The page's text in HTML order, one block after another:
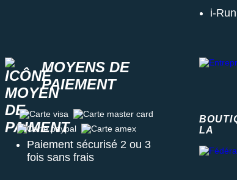
MOYENS DE
PAIEMENT
Carte visa
Carte master card
Carte paypal
Carte amex
Paiement sécurisé 2 ou 3
fois sans frais
i-
LA